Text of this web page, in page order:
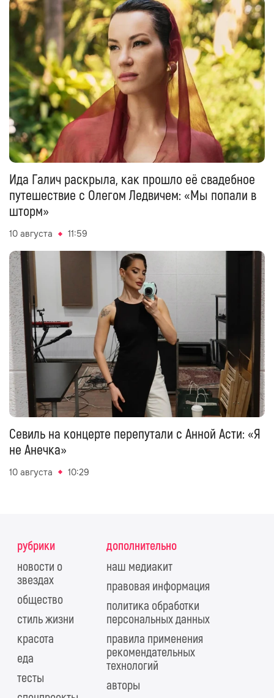
Ида Галич раскрыла, как прошло её свадебное
путешествие с Олегом Ледвичем: «Мы попали в
шторм»
10 августа 11:59
Севиль на концерте перепутали с Анной Асти: «Я
не Анечка»
10 августа 10:29
рубрики
новости о
звездах
общество
стиль жизни
красота
еда
тесты
дополнительно
наш медиакит
правовая информация
политика обработки
персональных данных
правила применения
рекомендательных
технологий
авторы